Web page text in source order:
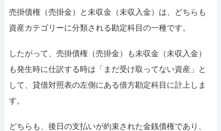
売掛債権（売掛金）と未収金（未収入金）は、どちらも
資産カテゴリーに分類される勘定科目の一種です。
したがって、売掛債権（売掛金）も未収金（未収入金）
も発生時に仕訳する時は「まだ受け取ってない資産」と
して、貸借対照表の左側にある借方勘定科目に計上しま
す。
どちらも、後日の支払いが約束された金銭債権であり、